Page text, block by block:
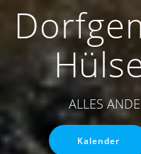
ALLES
Kalender